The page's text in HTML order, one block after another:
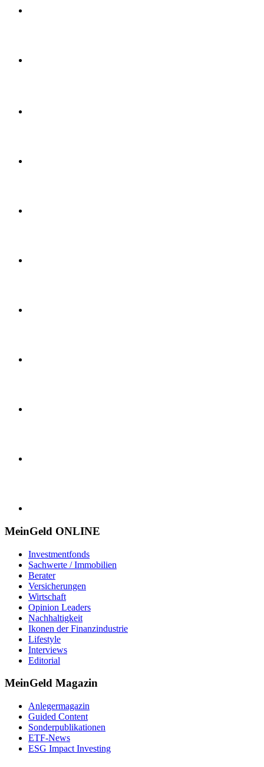
MeinGeld ONLINE
Investmentfonds
Sachwerte / Immobilien
Berater
Versicherungen
Wirtschaft
Opinion Leaders
Nachhaltigkeit
Ikonen der Finanzindustrie
Lifestyle
Interviews
Editorial
MeinGeld Magazin
Anlegermagazin
Guided Content
Sonderpublikationen
ETF-News
ESG Impact Investing